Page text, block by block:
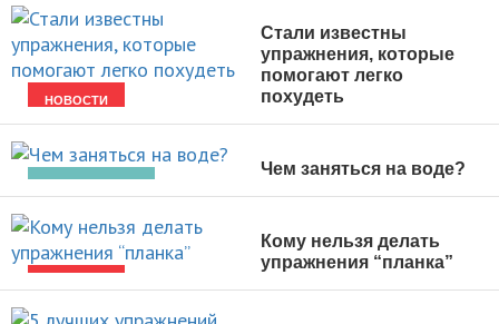
НОВОСТИ
Стали известны
упражнения, которые
помогают легко
похудеть
Чем заняться на воде?
Кому нельзя делать
упражнения “планка”